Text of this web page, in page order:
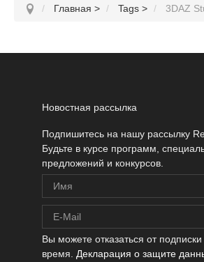
Главная > Tags > 3DAZ
Новостная рассылка
Подпишитесь на нашу рассылку
Будьте в курсе программ,
предложений и конкурсов.
Вы можете отказаться от
время. Декларация о защите